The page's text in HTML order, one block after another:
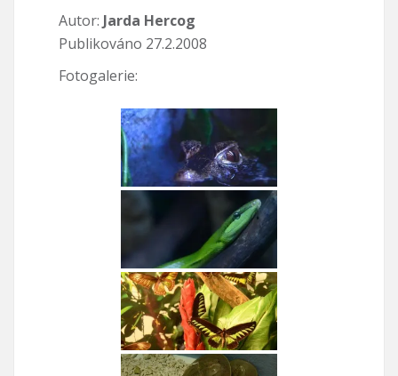
Autor: Jarda Hercog
Publikováno 27.2.2008
Fotogalerie: